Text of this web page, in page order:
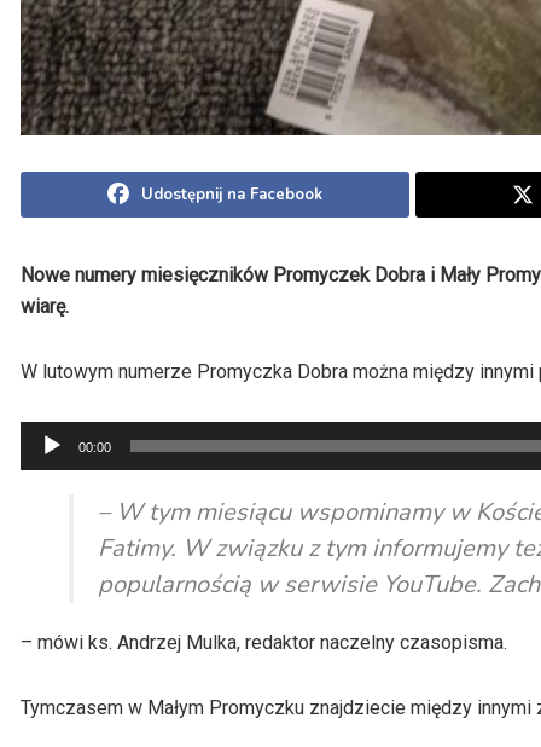
Udostępnij na Facebook
Nowe numery miesięczników Promyczek Dobra i Mały
wiarę.
W lutowym numerze Promyczka Dobra można między
Odtwarzacz
plików
dźwiękowych
00:00
– W tym miesiącu wspominamy w
Fatimy. W związku z tym informujemy
popularnością w serwisie YouTube.
– mówi ks. Andrzej Mulka, redaktor naczelny czasopisma.
Tymczasem w Małym Promyczku znajdziecie między